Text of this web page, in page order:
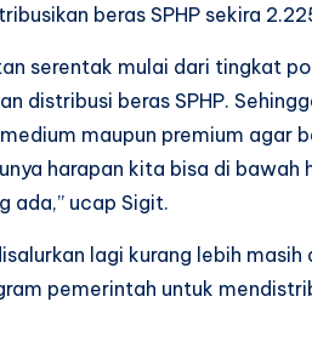
beras SPHP sekira
serentak mulai dari tingkat
distribusi beras SPHP.
maupun premium agar
harapan kita bisa di bawah
ada,” ucap Sigit.
lagi kurang lebih masih
pemerintah untuk